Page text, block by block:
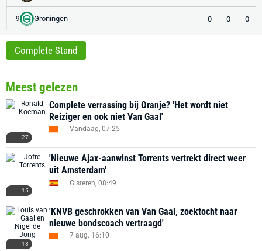
9 Groningen 0 0 0
Complete Stand
Meest gelezen
27
Complete verrassing bij Oranje? 'Het wordt niet
Reiziger en ook niet Van Gaal'
Vandaag, 07:25
15
'Nieuwe Ajax-aanwinst Torrents vertrekt direct weer
uit Amsterdam'
Gisteren, 08:49
18
'KNVB geschrokken van Van Gaal, zoektocht naar
nieuwe bondscoach vertraagd'
7 aug. 16:10